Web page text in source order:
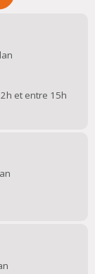
et entre 15h